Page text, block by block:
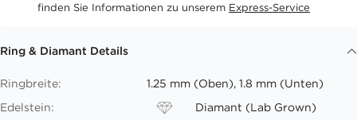
finden Sie Informationen zu unserem Express-Service
Ring & Diamant Details
Ringbreite:
1.25 mm (Oben), 1.8 mm (Unten)
Edelstein:
Diamant (Lab Grown)